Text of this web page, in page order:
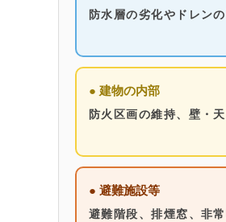
防水層の劣化やドレン
● 建物の内部
防火区画の維持、壁・
● 避難施設等
避難階段、排煙窓、非